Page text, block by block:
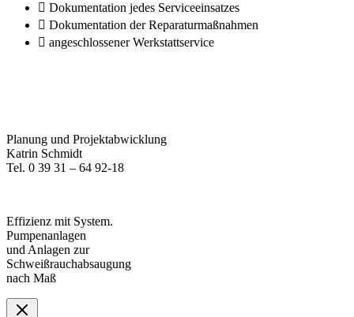
Dokumentation jedes Serviceeinsatzes
Dokumentation der Reparaturmaßnahmen
angeschlossener Werkstattservice
Planung und Projektabwicklung
Katrin Schmidt
Tel. 0 39 31 – 64 92-18
Effizienz mit System.
Pumpenanlagen
und Anlagen zur
Schweißrauchabsaugung
nach Maß